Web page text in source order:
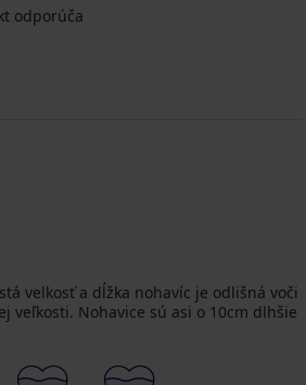
odporúča
velkosť a dĺžka nohavíc je odlišná voči
veľkosti. Nohavice sú asi o 10cm dlhšie